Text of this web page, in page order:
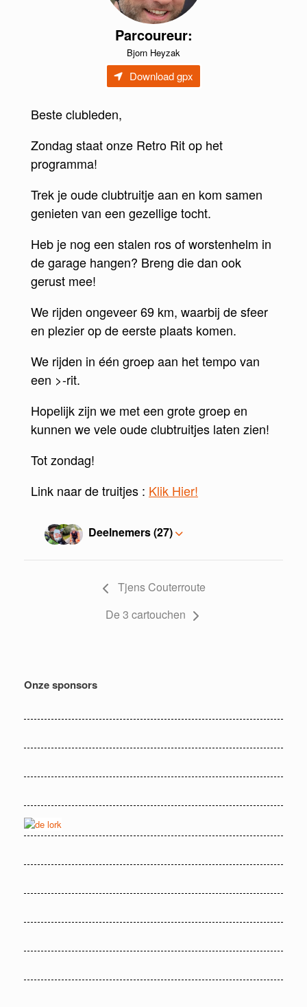
Parcoureur:
Bjorn Heyzak
Download gpx
Beste clubleden,
Zondag staat onze Retro Rit op het
programma!
Trek je oude clubtruitje aan en kom samen
genieten van een gezellige tocht.
Heb je nog een stalen ros of worstenhelm in
de garage hangen? Breng die dan ook
gerust mee!
We rijden ongeveer 69 km, waarbij de sfeer
en plezier op de eerste plaats komen.
We rijden in één groep aan het tempo van
een >-rit.
Hopelijk zijn we met een grote groep en
kunnen we vele oude clubtruitjes laten zien!
Tot zondag!
Link naar de truitjes : Klik Hier!
Deelnemers (27)
Tjens Couterroute
De 3 cartouchen
Onze sponsors